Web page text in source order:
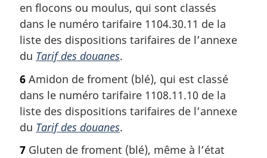
en flocons ou moulus, qui sont classés
dans le numéro tarifaire 1104.30.11 de la
liste des dispositions tarifaires de l’annexe
du Tarif des douanes.
6 Amidon de froment (blé), qui est classé
dans le numéro tarifaire 1108.11.10 de la
liste des dispositions tarifaires de l’annexe
du Tarif des douanes.
7 Gluten de froment (blé), même à l’état